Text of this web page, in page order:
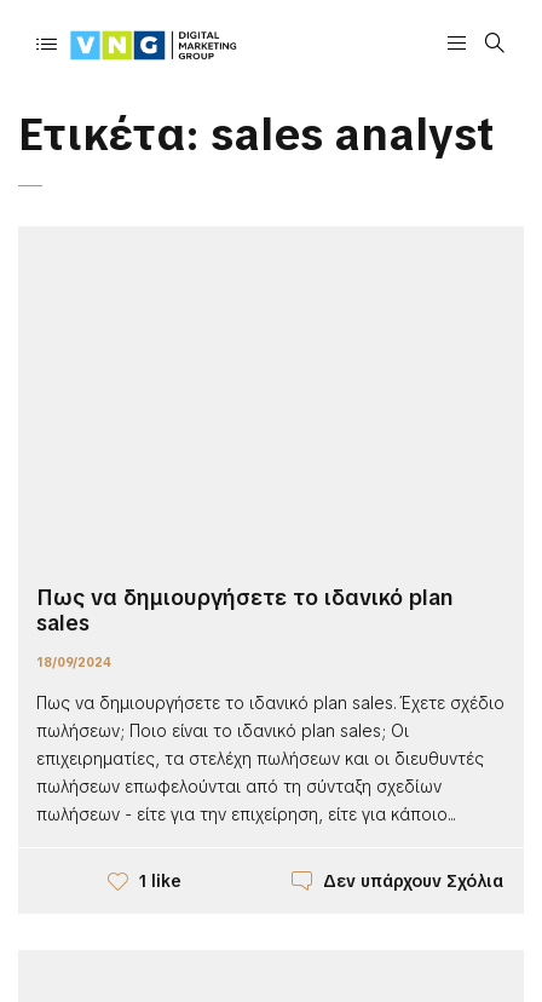
Ετικέτα: sales analyst
Πως να δημιουργήσετε το ιδανικό plan
sales
18/09/2024
Πως να δημιουργήσετε το ιδανικό plan sales. Έχετε σχέδιο
πωλήσεων; Ποιο είναι το ιδανικό plan sales; Οι
επιχειρηματίες, τα στελέχη πωλήσεων και οι διευθυντές
πωλήσεων επωφελούνται από τη σύνταξη σχεδίων
πωλήσεων - είτε για την επιχείρηση, είτε για κάποιο...
1 like Δεν υπάρχουν Σχόλια